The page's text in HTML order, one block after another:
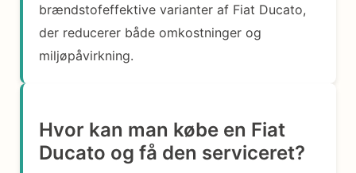
brændstofeffektive varianter af Fiat Ducato,
der reducerer både omkostninger og
miljøpåvirkning.
Hvor kan man købe en Fiat
Ducato og få den serviceret?